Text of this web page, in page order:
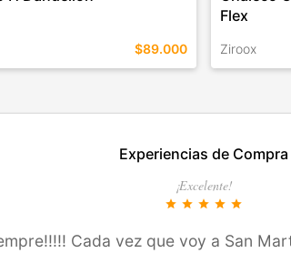
$89.000
Flex
Ziroox
Experiencias de Compra
¡Excelente!
star star star star star
Cada vez que voy a San